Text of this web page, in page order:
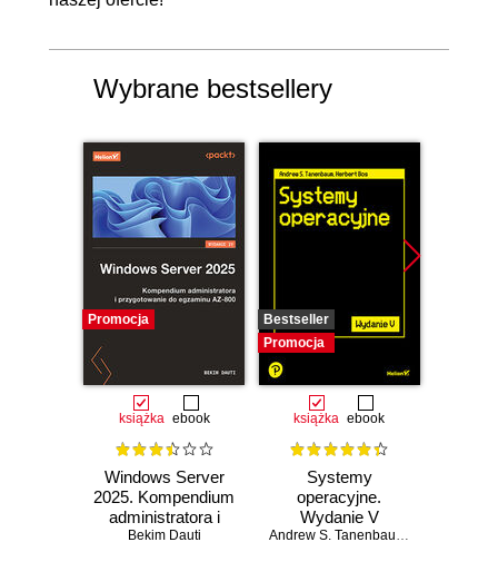
Wybrane bestsellery
Promocja
książka ebook
Windows Server
2025. Kompendium
administratora i
przygotowanie do
Bekim Dauti
Bestseller
Promocja
książka ebook
Systemy
operacyjne.
Wydanie V
Andrew S. Tanenbaum,